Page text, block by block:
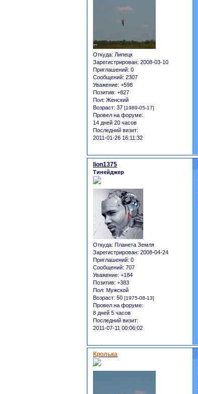
Откуда: Липецк
Зарегистрирован: 2008-03-10
Приглашений: 0
Сообщений: 2307
Уважение: +598
Позитив: +827
Пол: Женский
Возраст: 37 [1989-05-17]
Провел на форуме:
14 дней 20 часов
Последний визит:
2011-01-26 16:11:32
lion1375
Тинейджер
Откуда: Планета Земля
Зарегистрирован: 2008-04-24
Приглашений: 0
Сообщений: 707
Уважение: +184
Позитив: +383
Пол: Мужской
Возраст: 50 [1975-08-13]
Провел на форуме:
8 дней 5 часов
Последний визит:
2011-07-11 00:06:02
Кролька